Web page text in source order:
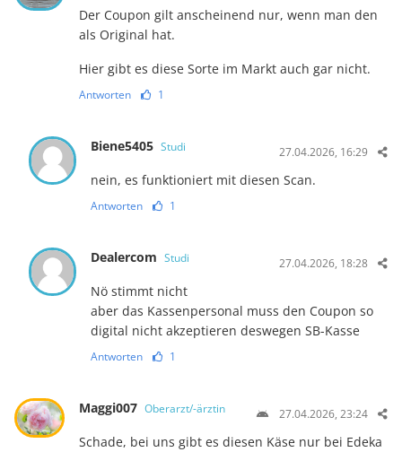
Der Coupon gilt anscheinend nur, wenn man den
als Original hat.
Hier gibt es diese Sorte im Markt auch gar nicht.
Antworten 1
Biene5405 Studi 27.04.2026, 16:29
nein, es funktioniert mit diesen Scan.
Antworten 1
Dealercom Studi 27.04.2026, 18:28
Nö stimmt nicht
aber das Kassenpersonal muss den Coupon so
digital nicht akzeptieren deswegen SB-Kasse
Antworten 1
Maggi007 Oberarzt/-ärztin 27.04.2026, 23:24
Schade, bei uns gibt es diesen Käse nur bei Edeka